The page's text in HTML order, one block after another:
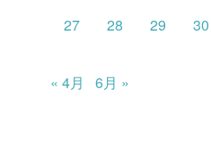
27 28 29 30
« 4月 6月 »